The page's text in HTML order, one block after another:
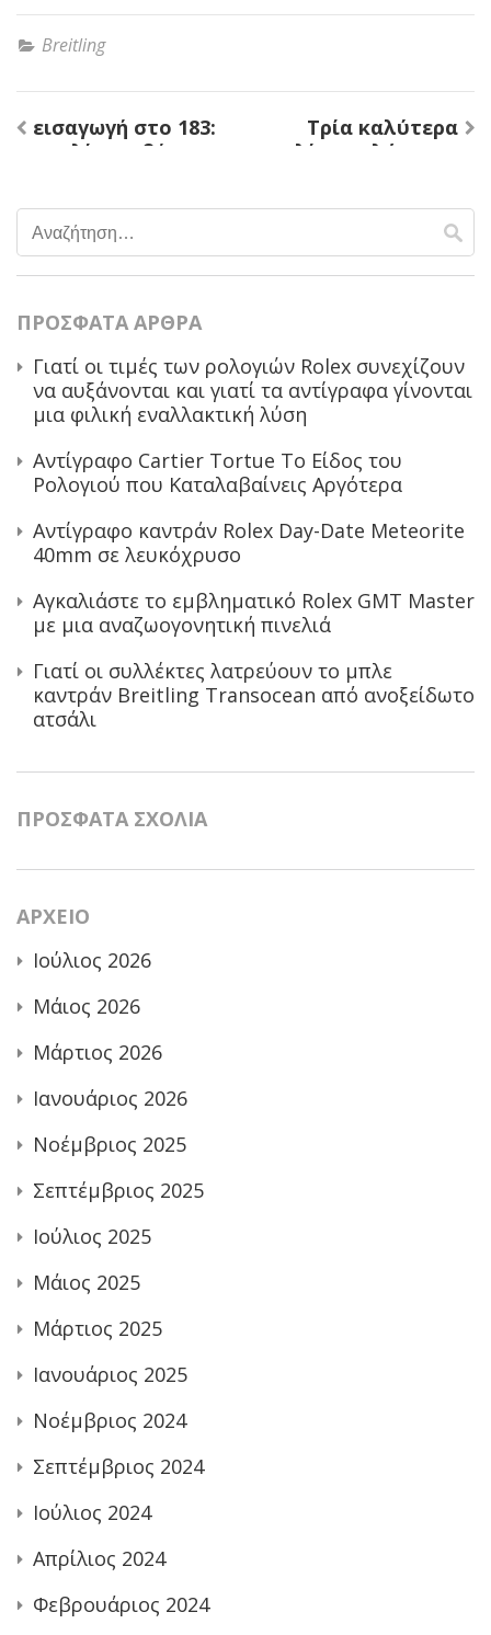
Breitling
Πλοήγηση
εισαγωγή στο 183:
ρεπλίκα u-βάρκα
Τρία καλύτερα
ρεπλίκα ρολόγια με
Αναζήτηση
για:
ΠΡΌΣΦΑΤΑ ΆΡΘΡΑ
Γιατί οι τιμές των ρολογιών Rolex συνεχίζουν
να αυξάνονται και γιατί τα αντίγραφα γίνονται
μια φιλική εναλλακτική λύση
Αντίγραφο Cartier Tortue Το Είδος του
Ρολογιού που Καταλαβαίνεις Αργότερα
Αντίγραφο καντράν Rolex Day-Date Meteorite
40mm σε λευκόχρυσο
Αγκαλιάστε το εμβληματικό Rolex GMT Master
με μια αναζωογονητική πινελιά
Γιατί οι συλλέκτες λατρεύουν το μπλε
καντράν Breitling Transocean από ανοξείδωτο
ατσάλι
ΠΡΌΣΦΑΤΑ ΣΧΌΛΙΑ
ΑΡΧΕΊΟ
Ιούλιος 2026
Μάιος 2026
Μάρτιος 2026
Ιανουάριος 2026
Νοέμβριος 2025
Σεπτέμβριος 2025
Ιούλιος 2025
Μάιος 2025
Μάρτιος 2025
Ιανουάριος 2025
Νοέμβριος 2024
Σεπτέμβριος 2024
Ιούλιος 2024
Απρίλιος 2024
Φεβρουάριος 2024